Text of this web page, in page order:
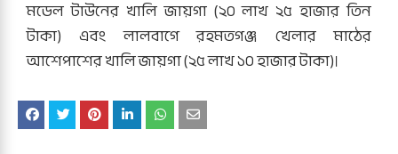
মডেল টাউনের খালি জায়গা (২০ লাখ ২৫ হাজার তিন
টাকা) এবং লালবাগে রহমতগঞ্জ খেলার মাঠের
আশেপাশের খালি জায়গা (২৫ লাখ ১০ হাজার টাকা)।